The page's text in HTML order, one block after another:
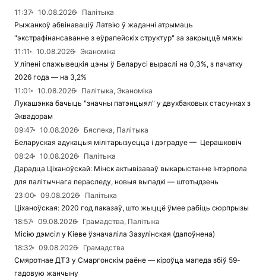
11:37 10.08.2026
Палітыка
Рыжанкоў абвінаваціў Латвію ў жаданні атрымаць
"экстрафінансаванне з еўрапейскіх структур" за закрыццё мяжы
11:11
10.08.2026
Эканоміка
У ліпені спажывецкія цэны ў Беларусі выраслі на 0,3%, з пачатку
2026 года — на 3,2%
11:01
10.08.2026
Палітыка, Эканоміка
Лукашэнка бачыць "значны патэнцыял" у двухбаковых стасунках з
Эквадорам
09:47
10.08.2026
Бяспека, Палітыка
Беларуская адукацыя мілітарызуецца і дэградуе — Церашковіч
08:24
10.08.2026
Палітыка
Дарадца Ціханоўскай: Мінск актывізаваў выкарыстанне Інтэрпола
для палітычнага пераследу, новыя выпадкі — штотыдзень
23:00
09.08.2026
Палітыка
Ціханоўская: 2020 год паказаў, што жыццё ўмее рабіць сюрпрызы
18:57
09.08.2026
Грамадства, Палітыка
Місію дэмсіл у Кіеве ўзначаліла Зазулінская (дапоўнена)
18:32
09.08.2026
Грамадства
Смяротнае ДТЗ у Смаргонскім раёне — кіроўца мапеда збіў 59-
гадовую жанчыну